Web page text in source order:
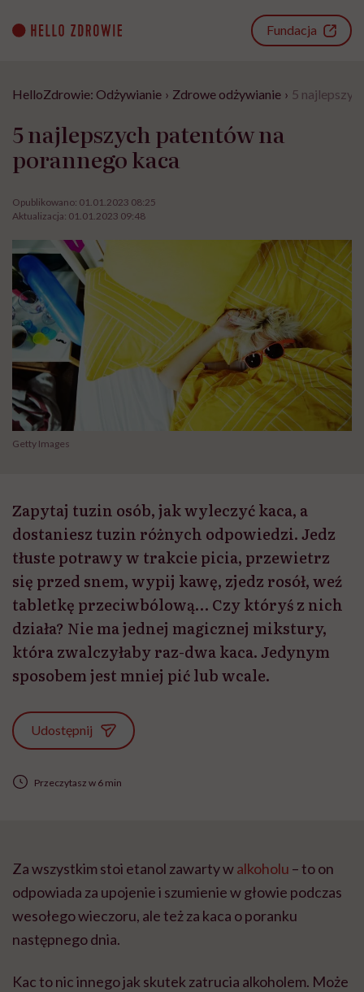
content
Fundacja
HelloZdrowie: Odżywianie › Zdrowe odżywianie › 5
5 najlepszych patentów na
porannego kaca
Opublikowano: 01.01.2023 08:25
Aktualizacja: 01.01.2023 09:48
Getty Images
Zapytaj tuzin osób, jak wyleczyć kaca, a
dostaniesz tuzin różnych odpowiedzi. Jedz
tłuste potrawy w trakcie picia, przewietrz
się przed snem, wypij kawę, zjedz rosół, weź
tabletkę przeciwbólową… Czy któryś z nich
działa? Nie ma jednej magicznej mikstury,
która zwalczyłaby raz-dwa kaca. Jedynym
sposobem jest mniej pić lub wcale.
Udostępnij
Przeczytasz w 6 min
Za wszystkim stoi etanol zawarty walkoholu – to on
odpowiada za upojenie i szumienie w głowie podczas
wesołego wieczoru, ale też za kaca o poranku
następnego dnia.
Kac to nic innego jak skutek zatrucia alkoholem. Może